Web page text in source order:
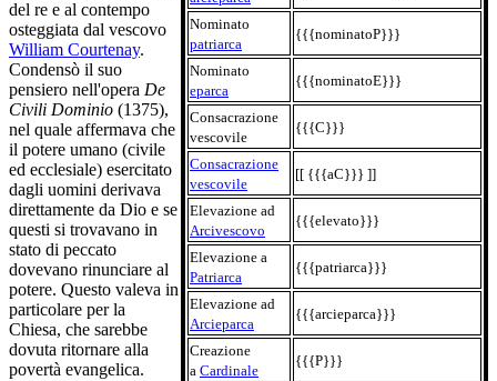
Nominato
patriarca
{{{nominatoP}}}
Nominato
eparca
{{{nominatoE}}}
Consacrazione
vescovile
{{{C}}}
Consacrazione
vescovile
[[ {{{aC}}} ]]
Elevazione ad
Arcivescovo
{{{elevato}}}
Elevazione a
Patriarca
{{{patriarca}}}
Elevazione ad
Arcieparca
{{{arcieparca}}}
Creazione
a Cardinale
{{{P}}}
del re e al contempo
osteggiata dal vescovo
William Courtenay.
Condensò il suo
pensiero nell'opera De
Civili Dominio (1375),
nel quale affermava che
il potere umano (civile
ed ecclesiale) esercitato
dagli uomini derivava
direttamente da Dio e se
questi si trovavano in
stato di peccato
dovevano rinunciare al
potere. Questo valeva in
particolare per la
Chiesa, che sarebbe
dovuta ritornare alla
povertà evangelica.